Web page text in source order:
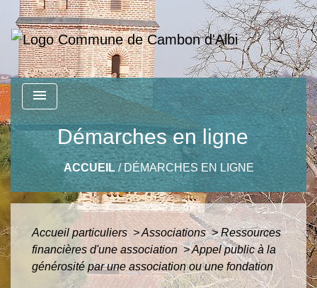
menu
Démarches en ligne
ACCUEIL/DÉMARCHES EN LIGNE
Accueil particuliers >Associations> Ressources
financières d'une association>Appel public à la
générosité par une association ou une fondation